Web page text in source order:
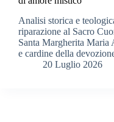
Analisi storica e
riparazione al Sacro
Santa Margherita Maria
e cardine della
20 Luglio 2026